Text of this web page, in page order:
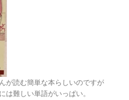
が読む簡単な本らしいのですが
は難しい単語がいっぱい。